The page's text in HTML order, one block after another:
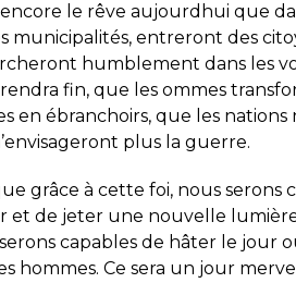
le rêve aujourdhui que
municipalités, entreront des
humblement dans les
fin, que les ommes
en ébranchoirs, que les
plus la guerre.
grâce à cette foi, nous serons
et de jeter une nouvelle
capables de hâter le jour
hommes. Ce sera un jour